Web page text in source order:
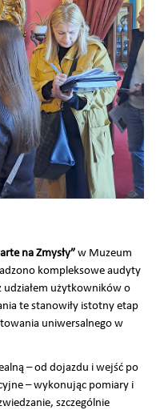
na Zmysły”w Muzeum
kompleksowe audyty
użytkowników o
te stanowiły istotny etap
uniwersalnego w
– od dojazdu i wejść po
– wykonując pomiary i
szczególnie